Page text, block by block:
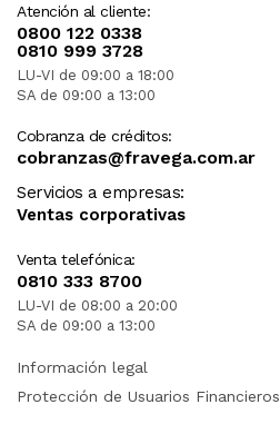
Atención al cliente:
0800 122 0338
0810 999 3728
LU-VI de 09:00 a 18:00
SA de 09:00 a 13:00
Cobranza de créditos:
cobranzas@fravega.com.ar
Servicios a empresas:
Ventas corporativas
Venta telefónica:
0810 333 8700
LU-VI de 08:00 a 20:00
SA de 09:00 a 13:00
Información legal
Protección de Usuarios Financieros